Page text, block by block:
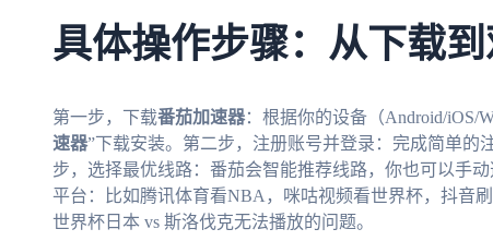
具体操作步骤：从下载
第一步，下载番茄加速器：根据你的设备（Android/iOS/
速器”下载安装。第二步，注册账号并登录：完成简单的
步，选择最优线路：番茄会智能推荐线路，你也可以手
平台：比如腾讯体育看NBA，咪咕视频看世界杯，抖音
世界杯日本 vs 斯洛伐克无法播放的问题。